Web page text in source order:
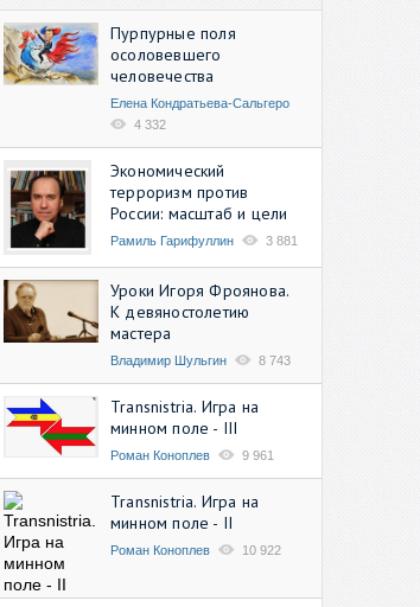
Пурпурные поля
осоловевшего
человечества
Елена Кондратьева-Сальгеро
4 332
Экономический
терроризм против
России: масштаб и цели
Рамиль Гарифуллин 3 881
Уроки Игоря Фроянова.
К девяностолетию
мастера
Владимир Шульгин 8 743
Transnistria. Игра на
минном поле - III
Роман Коноплев 9 961
Transnistria. Игра на
минном поле - II
Роман Коноплев 10 922